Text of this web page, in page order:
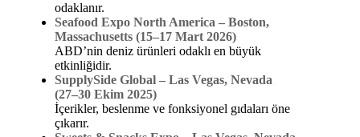
odaklanır.
Seafood Expo North America – Boston,
Massachusetts (15–17 Mart 2026)
ABD’nin deniz ürünleri odaklı en büyük
etkinliğidir.
SupplySide Global – Las Vegas, Nevada
(27–30 Ekim 2025)
İçerikler, beslenme ve fonksiyonel gıdaları öne
çıkarır.